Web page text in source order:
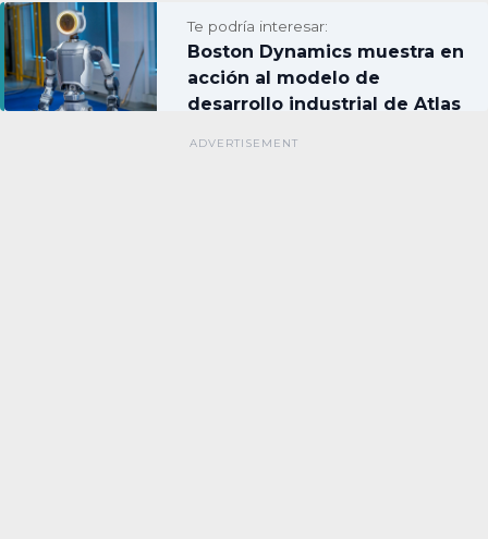
Te podría interesar:
Boston Dynamics muestra en
acción al modelo de
desarrollo industrial de Atlas